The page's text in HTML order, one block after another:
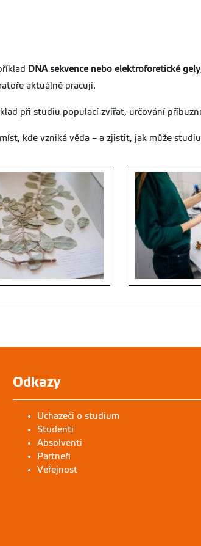
DNA sekvence nebo elektroforetické gely
aktuálně pracují.
při studiu populací zvířat, určování
kde vzniká věda – a zjistit, jak může
Odkazy
Uchazeči o studium
Studenti
Absolventi
Partneři
Veřejnost